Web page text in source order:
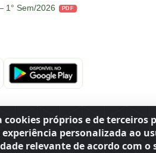
cookies próprios e de terceiros
personalizada ao
relevante de acordo com o
1° Sem/2026
PDF
— Área Rural Porto Ferreira/ ·